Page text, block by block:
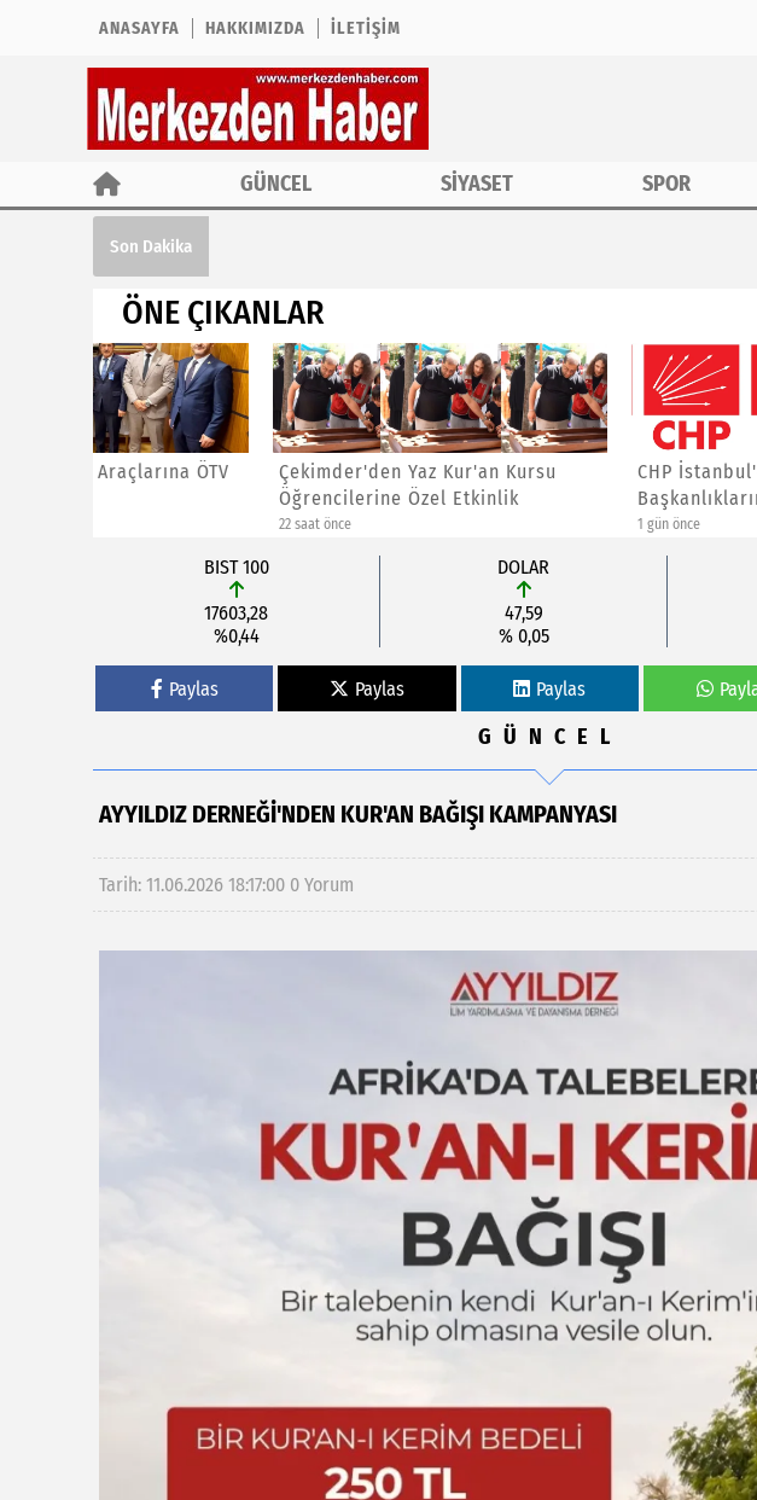
ANASAYFA HAKKIMIZDA İLETIŞIM
GÜNCEL SİYASET SPOR
Son Dakika
ÖNE ÇIKANLAR
Çekimder'den Yaz Kur'an Kursu
Öğrencilerine Özel Etkinlik
CHP İstanbul'da İlçe
Başkanlıklarına Atama Yaptı
BIST 100
17603,28
%0,44
DOLAR
47,59
% 0,05
Paylas Paylas Paylas
GÜNCEL
AYYILDIZ DERNEĞI'NDEN KUR'AN BAĞIŞI KAMPANYASI
Tarih: 11.06.2026 18:17:00 0 Yorum